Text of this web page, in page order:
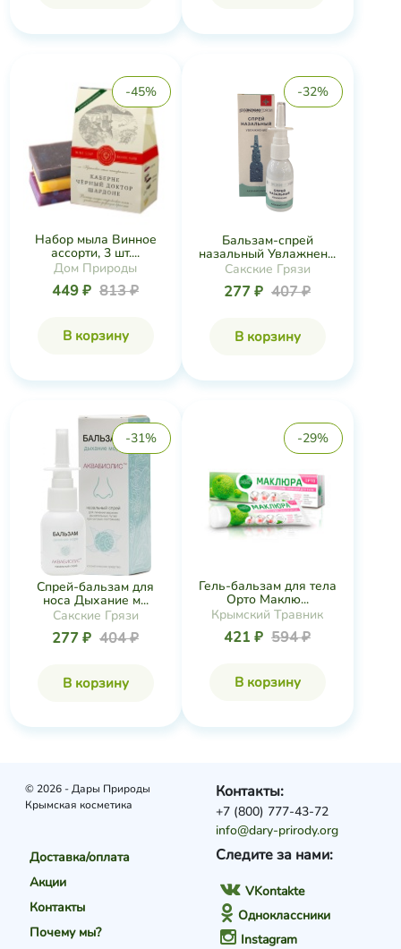
-45%
Набор мыла Винное
ассорти, 3 шт....
Дом Природы
449 ₽ 813 ₽
В корзину
-32%
Бальзам-спрей
назальный Увлажнен...
Сакские Грязи
277 ₽ 407 ₽
В корзину
-31%
Спрей-бальзам для
носа Дыхание м...
Сакские Грязи
277 ₽ 404 ₽
В корзину
-29%
Гель-бальзам для тела
Орто Маклю...
Крымский Травник
421 ₽ 594 ₽
В корзину
© 2026 - Дары Природы
Крымская косметика
Доставка/оплата
Акции
Контакты
Почему мы?
Следите за нами:
VKontakte
Одноклассники
Instagram
Контакты:
+7 (800) 777-43-72
info@dary-prirody.org